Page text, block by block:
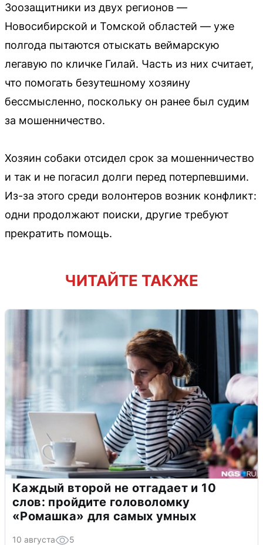
Зоозащитники из двух регионов —
Новосибирской и Томской областей — уже
полгода пытаются отыскать веймарскую
легавую по кличке Гилай. Часть из них считает,
что помогать безутешному хозяину
бессмысленно, поскольку он ранее был судим
за мошенничество.
Хозяин собаки отсидел срок за мошенничество
и так и не погасил долги перед потерпевшими.
Из-за этого среди волонтеров возник конфликт:
одни продолжают поиски, другие требуют
прекратить помощь.
ЧИТАЙТЕ ТАКЖЕ
Каждый второй не отгадает и 10
слов: пройдите головоломку
«Ромашка» для самых умных
10 августа 5